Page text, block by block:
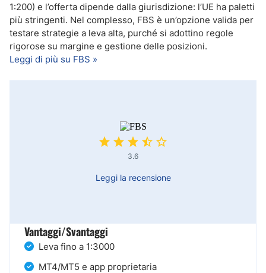
1:200) e l’offerta dipende dalla giurisdizione: l’UE ha paletti
più stringenti. Nel complesso, FBS è un’opzione valida per
testare strategie a leva alta, purché si adottino regole
rigorose su margine e gestione delle posizioni.
Leggi di più su FBS »
3.6
Leggi la recensione
Vantaggi/Svantaggi
Leva fino a 1:3000
MT4/MT5 e app proprietaria